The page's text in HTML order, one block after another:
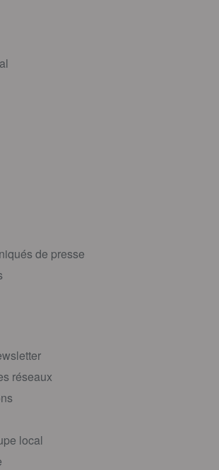
de presse
réseaux
local